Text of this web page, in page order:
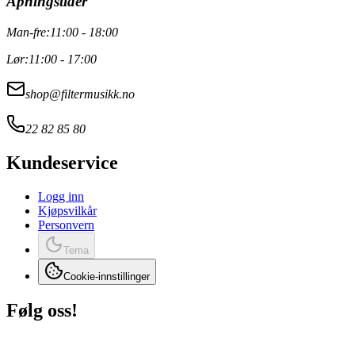
Man-fre:11:00 - 18:00
Lør:11:00 - 17:00
shop@filtermusikk.no
22 82 85 80
Kundeservice
Logg inn
Kjøpsvilkår
Personvern
Tema
Cookie-innstillinger
Følg oss!